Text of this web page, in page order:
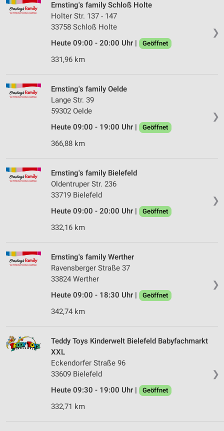
❯
Ernsting's family Schloß Holte
Holter Str. 137 - 147
33758 Schloß Holte
Heute 09:00 - 20:00 Uhr |
Geöffnet
331,96 km
❯
Ernsting's family Oelde
Lange Str. 39
59302 Oelde
Heute 09:00 - 19:00 Uhr |
Geöffnet
366,88 km
❯
Ernsting's family Bielefeld
Oldentruper Str. 236
33719 Bielefeld
Heute 09:00 - 20:00 Uhr |
Geöffnet
332,16 km
❯
Ernsting's family Werther
Ravensberger Straße 37
33824 Werther
Heute 09:00 - 18:30 Uhr |
Geöffnet
342,74 km
❯
Teddy Toys Kinderwelt Bielefeld Babyfachmarkt
XXL
Eckendorfer Straße 96
33609 Bielefeld
Heute 09:30 - 19:00 Uhr |
Geöffnet
332,71 km